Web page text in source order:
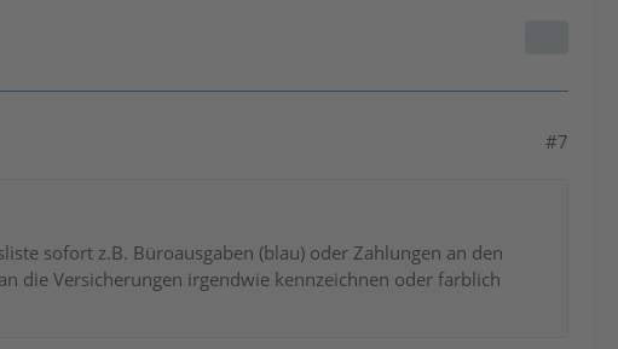
#7
sofort z.B. Büroausgaben (blau) oder Zahlungen an den
die Versicherungen irgendwie kennzeichnen oder farblich